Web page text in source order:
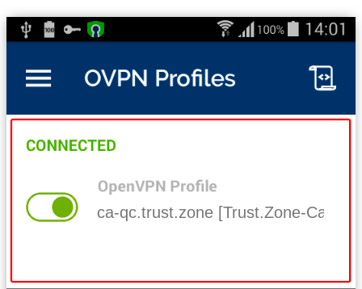
ca-qc.trust.zone [Trust.Zone-